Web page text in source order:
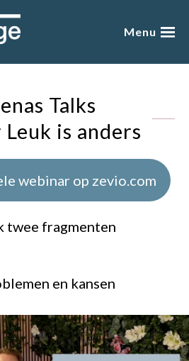
Menu
blog
boeken
gratis
contact
Talks
is anders
webinar op zevio.com
twee fragmenten
en kansen